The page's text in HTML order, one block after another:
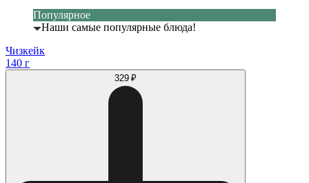
Популярное
Наши самые популярные блюда!
Чизкейк
140 г
329 ₽